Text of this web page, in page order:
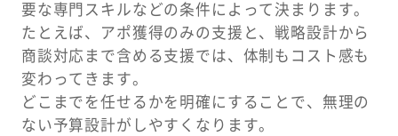
要な専門スキルなどの条件によって決まります。
たとえば、アポ獲得のみの支援と、戦略設計から
商談対応まで含める支援では、体制もコスト感も
変わってきます。
どこまでを任せるかを明確にすることで、無理の
ない予算設計がしやすくなります。